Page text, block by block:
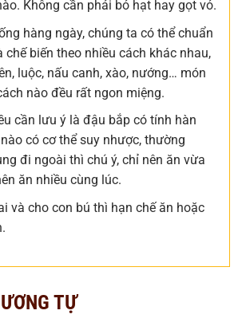
Không cần phải bỏ hạt hay gọt vỏ.
hàng ngày, chúng ta có thể chuẩn
chế biến theo nhiều cách khác nhau,
luộc, nấu canh, xào, nướng… món
nào đều rất ngon miệng.
cần lưu ý là đậu bắp có tính hàn
có cơ thể suy nhược, thường
đi ngoài thì chú ý, chỉ nên ăn vừa
ăn nhiều cùng lúc.
và cho con bú thì hạn chế ăn hoặc
TỰ